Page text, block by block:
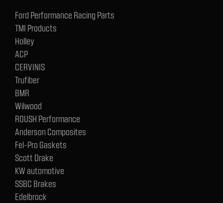
Ford Performance Racing Parts
TMI Products
Holley
ACP
CERVINIS
Trufiber
BMR
Wilwood
ROUSH Performance
Anderson Composites
Fel-Pro Gaskets
Scott Drake
KW automotive
SSBC Brakes
Edelbrock